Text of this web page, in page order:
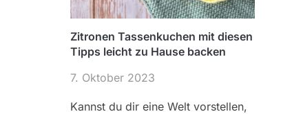
Zitronen Tassenkuchen mit diesen
Tipps leicht zu Hause backen
7. Oktober 2023
Kannst du dir eine Welt vorstellen,